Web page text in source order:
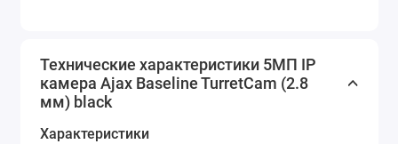
Технические характеристики 5МП IP
камера Ajax Baseline TurretCam (2.8
мм) black
Характеристики